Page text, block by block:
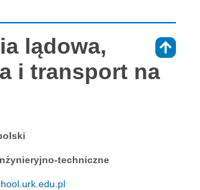
lądowa,
i transport na
techniczne